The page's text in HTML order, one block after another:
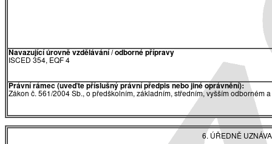
Navazující úrovně vzdělávání / odborné přípravy
ISCED 354, EQF 4
Právní rámec (uveďte příslušný právní předpis nebo jiné oprávnění):
Zákon č. 561/2004 Sb., o předškolním, základním, středním, vyšším
6. ÚŘEDNĚ